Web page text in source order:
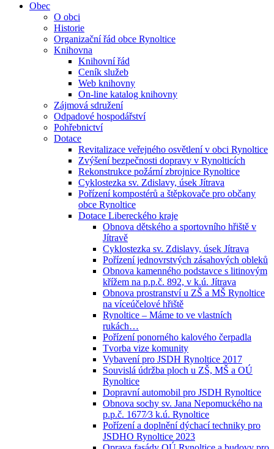
Obec
O obci
Historie
Organizační řád obce Rynoltice
Knihovna
Knihovní řád
Ceník služeb
Web knihovny
On-line katalog knihovny
Zájmová sdružení
Odpadové hospodářství
Pohřebnictví
Dotace
Revitalizace veřejného osvětlení v obci Rynoltice
Zvýšení bezpečnosti dopravy v Rynolticích
Rekonstrukce požární zbrojnice Rynoltice
Cyklostezka sv. Zdislavy, úsek Jítrava
Pořízení kompostérů a štěpkovače pro občany
obce Rynoltice
Dotace Libereckého kraje
Obnova dětského a sportovního hřiště v
Jítravě
Cyklostezka sv. Zdislavy, úsek Jítrava
Pořízení jednovrstvých zásahových obleků
Obnova kamenného podstavce s litinovým
křížem na p.p.č. 892, v k.ú. Jítrava
Obnova prostranství u ZŠ a MŠ Rynoltice
na víceúčelové hřiště
Rynoltice – Máme to ve vlastních
rukách…
Pořízení ponorného kalového čerpadla
Tvorba vize komunity
Vybavení pro JSDH Rynoltice 2017
Souvislá údržba ploch u ZŠ, MŠ a OÚ
Rynoltice
Dopravní automobil pro JSDH Rynoltice
Obnova sochy sv. Jana Nepomuckého na
p.p.č. 1677⁄3 k.ú. Rynoltice
Pořízení a doplnění dýchací techniky pro
JSDHO Rynoltice 2023